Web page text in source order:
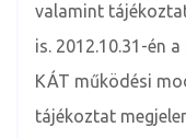
valamint
is. 2012.10.31-én
KÁT működési
tájékoztat